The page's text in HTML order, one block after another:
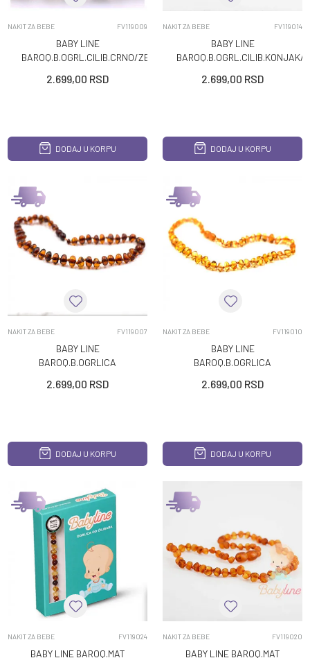
NAKIT ZA BEBE FV119009
BABY LINE
BAROQ.B.OGRL.CILIB.CRNO/ZELENA
2.699,00 RSD
DODAJ U KORPU
NAKIT ZA BEBE FV119014
BABY LINE
BAROQ.B.OGRL.CILIB.KONJAK/
2.699,00 RSD
DODAJ U KORPU
NAKIT ZA BEBE FV119007
BABY LINE
BAROQ.B.OGRLICA
2.699,00 RSD
DODAJ U KORPU
NAKIT ZA BEBE FV119010
BABY LINE
BAROQ.B.OGRLICA
2.699,00 RSD
DODAJ U KORPU
NAKIT ZA BEBE FV119024
BABY LINE BAROQ.MAT
NAKIT ZA BEBE FV119020
BABY LINE BAROQ.MAT